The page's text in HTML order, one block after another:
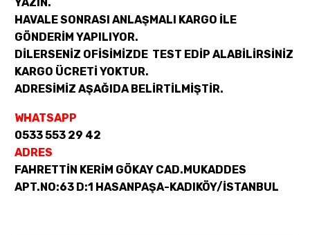
HAVALE SONRASI ANLAŞMALI KARGO İLE
GÖNDERİM YAPILIYOR.
DİLERSENİZ OFİSİMİZDE TEST EDİP ALABİLİRSİNİZ
KARGO ÜCRETİ YOKTUR.
ADRESİMİZ AŞAĞIDA BELİRTİLMİŞTİR.
WHATSAPP
0533 553 29 42
ADRES
FAHRETTİN KERİM GÖKAY CAD.MUKADDES
APT.NO:63 D:1 HASANPAŞA-KADIKÖY/İSTANBUL